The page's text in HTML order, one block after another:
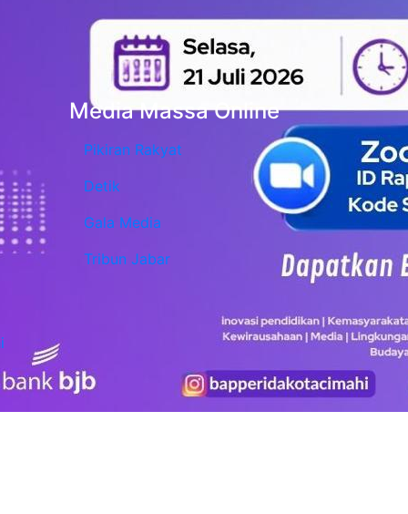
Media Massa Online
Pikiran Rakyat
Detik
Gala Media
Tribun Jabar